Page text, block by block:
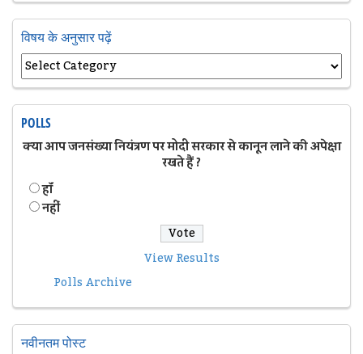
विषय के अनुसार पढ़ें
POLLS
क्या आप जनसंख्या नियंत्रण पर मोदी सरकार से कानून लाने की अपेक्षा
रखते हैं ?
हॉं
नहीं
View Results
Polls Archive
नवीनतम पोस्ट